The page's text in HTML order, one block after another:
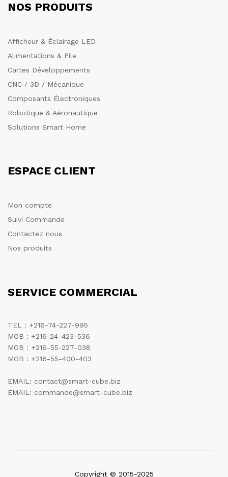
NOS PRODUITS
Afficheur & Éclairage LED
Alimentations & Pile
Cartes Développements
CNC / 3D / Mécanique
Composants Électroniques
Robotique & Aéronautique
Solutions Smart Home
ESPACE CLIENT
Mon compte
Suivi Commande
Contactez nous
Nos produits
SERVICE COMMERCIAL
TEL : +216-74-227-995
MOB : +216-24-423-536
MOB : +216-55-227-038
MOB : +216-55-400-403
EMAIL: contact@smart-cube.biz
EMAIL: commande@smart-cube.biz
Copyright © 2015-2025